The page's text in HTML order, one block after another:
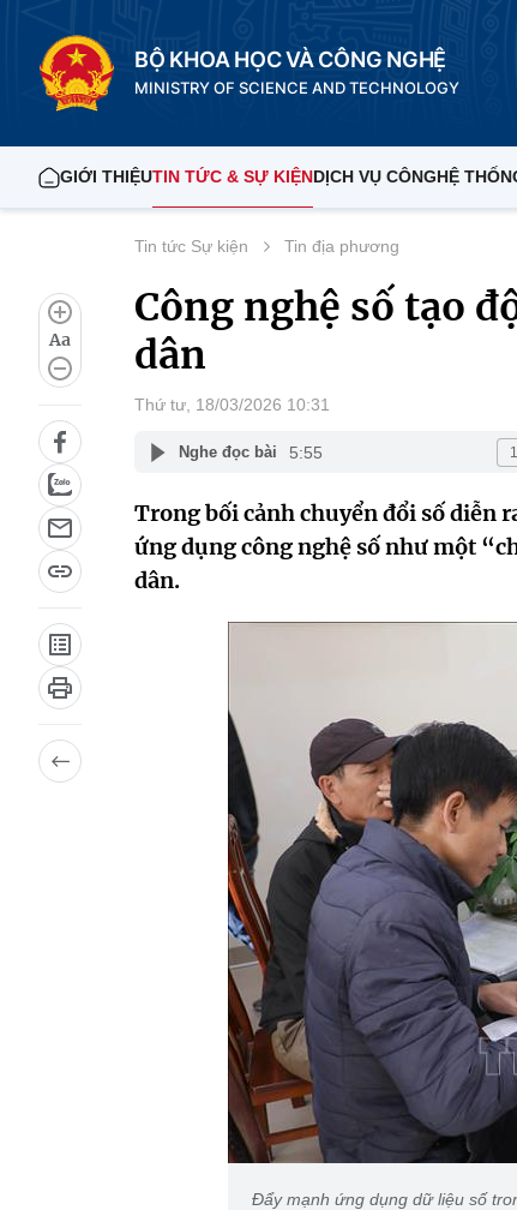
BỘ KHOA HỌC VÀ CÔNG NGHỆ
MINISTRY OF SCIENCE AND TECHNOLOGY
GIỚI THIỆUTIN TỨC & SỰ KIỆNDỊCH VỤ CÔNGHỆ
Aa
Tin tức Sự kiện Tin địa phương
Công nghệ số tạo
dân
Thứ tư, 18/03/2026 10:31
Nghe đọc bài 5:55
Trong bối cảnh chuyển đổi số diễn
ứng dụng công nghệ số như một
dân.
Đẩy mạnh ứng dụng dữ liệu số